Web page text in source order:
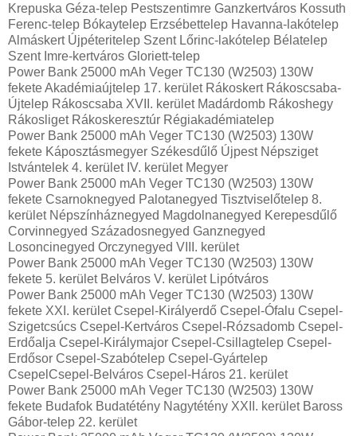
Krepuska Géza-telep Pestszentimre Ganzkertváros Kossuth
Ferenc-telep Bókaytelep Erzsébettelep Havanna-lakótelep
Almáskert Újpéteritelep Szent Lőrinc-lakótelep Bélatelep
Szent Imre-kertváros Gloriett-telep
Power Bank 25000 mAh Veger TC130 (W2503) 130W
fekete Akadémiaújtelep 17. kerület Rákoskert Rákoscsaba-
Újtelep Rákoscsaba XVII. kerület Madárdomb Rákoshegy
Rákosliget Rákoskeresztúr Régiakadémiatelep
Power Bank 25000 mAh Veger TC130 (W2503) 130W
fekete Káposztásmegyer Székesdűlő Újpest Népsziget
Istvántelek 4. kerület IV. kerület Megyer
Power Bank 25000 mAh Veger TC130 (W2503) 130W
fekete Csarnoknegyed Palotanegyed Tisztviselőtelep 8.
kerület Népszínháznegyed Magdolnanegyed Kerepesdűlő
Corvinnegyed Századosnegyed Ganznegyed
Losoncinegyed Orczynegyed VIII. kerület
Power Bank 25000 mAh Veger TC130 (W2503) 130W
fekete 5. kerület Belváros V. kerület Lipótváros
Power Bank 25000 mAh Veger TC130 (W2503) 130W
fekete XXI. kerület Csepel-Királyerdő Csepel-Ófalu Csepel-
Szigetcsúcs Csepel-Kertváros Csepel-Rózsadomb Csepel-
Erdőalja Csepel-Királymajor Csepel-Csillagtelep Csepel-
Erdősor Csepel-Szabótelep Csepel-Gyártelep
CsepelCsepel-Belváros Csepel-Háros 21. kerület
Power Bank 25000 mAh Veger TC130 (W2503) 130W
fekete Budafok Budatétény Nagytétény XXII. kerület Baross
Gábor-telep 22. kerület